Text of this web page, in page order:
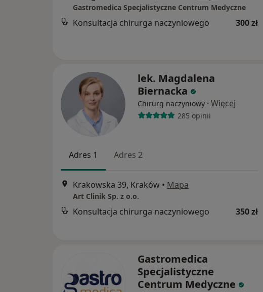
Gastromedica Specjalistyczne Centrum Medyczne
Konsultacja chirurga naczyniowego 300 zł
lek. Magdalena
Biernacka
Chirurg naczyniowy · Więcej
285 opinii
Adres 1 Adres 2
Krakowska 39, Kraków • Mapa
Art Clinik Sp. z o.o.
Konsultacja chirurga naczyniowego 350 zł
Gastromedica
Specjalistyczne
Centrum Medyczne